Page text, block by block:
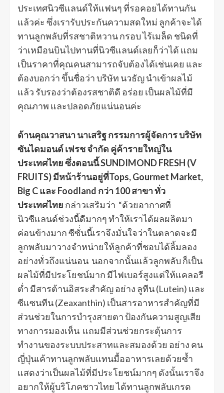
ประเทศนิวซีแลนด์ให้แฟนๆ ที่รอคอยได้ทานกัน
แล้วค่ะ ซึ่งเรารับประกันความสดใหม่ ลูกค้าจะได้
ทานลูกพลับที่รสชาติหวาน กรอบ ไร้เมล็ด ชนิดที่
ว่าเหมือนบินไปทานที่นิวซีแลนด์เลยก็ว่าได้ แถม
เป็นราคาที่คุณคนสามารถจับต้องได้เช่นเคย และ
ต้องบอกว่า ขึ้นชื่อว่า บริษัท นวธัญ นำเข้าผลไม้
แล้ว รับรองว่าต้องรสชาติดี อร่อย เป็นผลไม้ที่มี
คุณภาพ และปลอดภัยแน่นอนค่ะ
ด้านคุณวาสนา นาเสริฐ กรรมการผู้จัดการ บริษัท
ซันไดมอนด์ เฟรช จำกัด คู่ค้ารายใหญ่ใน
ประเทศไทย ซึ่งตอนนี้ SUNDIMOND FRESH (V
FRUITS) มีหน้าร้านอยู่ที่Tops, Gourmet Market,
Big C และ Foodland กว่า 100 สาขา ทั่ว
ประเทศไทย กล่าวเสริมว่า “ด้วยอากาศที่
นิวซีแลนด์ช่วงนี้ดีมากๆ ทำให้เราได้ผลผลิตมา
ค่อนข้างมาก ซีซั่่นนี้เราจึงมั่นใจว่าในตลาดจะมี
ลูกพลับมาวางจำหน่ายให้ลูกค้าที่ชอบได้ลิ้มลอง
อย่างทั่วถึงแน่นอน นอกจากนั้นแล้วลูกพลับ ก็เป็น
ผลไม้ที่มีประโยชน์มาก มีไฟเบอร์สูงแต่ให้แคลอรี
ต่ำ มีสารต้านอิสระสำคัญ อย่าง ลูทีน (Lutein) และ
ซีแซนทีน (Zeaxanthin) เป็นสารอาหารสำคัญที่มี
ส่วนช่วยในการบำรุงสายตา ป้องกันความสูญเสีย
ทางการมองเห็น แถมมีส่วนช่วยกระตุ้นการ
ทำงานของระบบประสาทและสมองด้วย อย่าง คน
ญี่ปุ่นเค้าทานลูกพลับแทนมื้ออาหารเลยด้วยซ้ำ
แสดงว่าเป็นผลไม้ที่มีประโยชน์มากๆ ดังนั้นเราจึง
อยากให้ผู้บริโภคชาวไทย ได้ทานลูกพลับเกรด